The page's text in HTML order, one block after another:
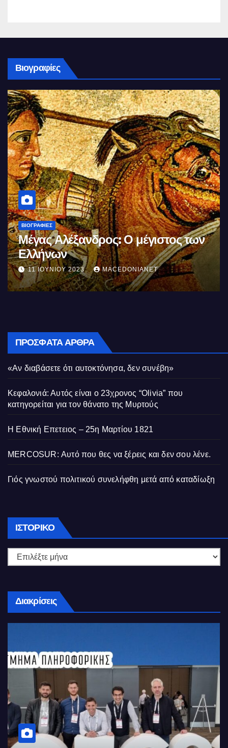
Βιογραφίες
ΒΙΟΓΡΑΦΊΕΣ
Μέγας Αλέξανδρος: Ο μέγιστος των
Ελλήνων
11 ΙΟΥΝΊΟΥ 2023 MACEDONIANET
ΠΡΌΣΦΑΤΑ ΆΡΘΡΑ
«Αν διαβάσετε ότι αυτοκτόνησα, δεν συνέβη»
Κεφαλονιά: Αυτός είναι ο 23χρονος “Olivia” που
κατηγορείται για τον θάνατο της Μυρτούς
Η Εθνική Επετειος – 25η Μαρτίου 1821
MERCOSUR: Αυτό που θες να ξέρεις και δεν σου λένε.
Γιός γνωστού πολιτικού συνελήφθη μετά από καταδίωξη
ΙΣΤΟΡΙΚΌ Ιστορικό
Διακρίσεις